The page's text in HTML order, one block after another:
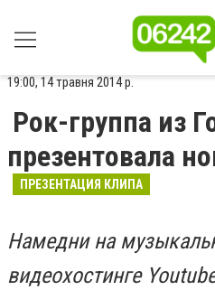
19:00, 14 травня 2014 р.
Рок-группа из
презентовала
ПРЕЗЕНТАЦИЯ КЛИПА
Намедни на
видеохостинге